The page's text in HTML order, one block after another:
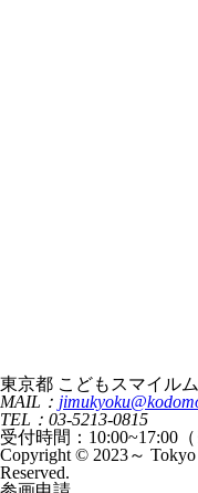
東京都 こどもスマイル
MAIL：
TEL：03-5213-0815
受付時間：10:00~17:00
Copyright © 2023～
Reserved.